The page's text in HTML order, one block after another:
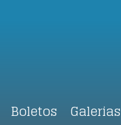
Boletos Galerias